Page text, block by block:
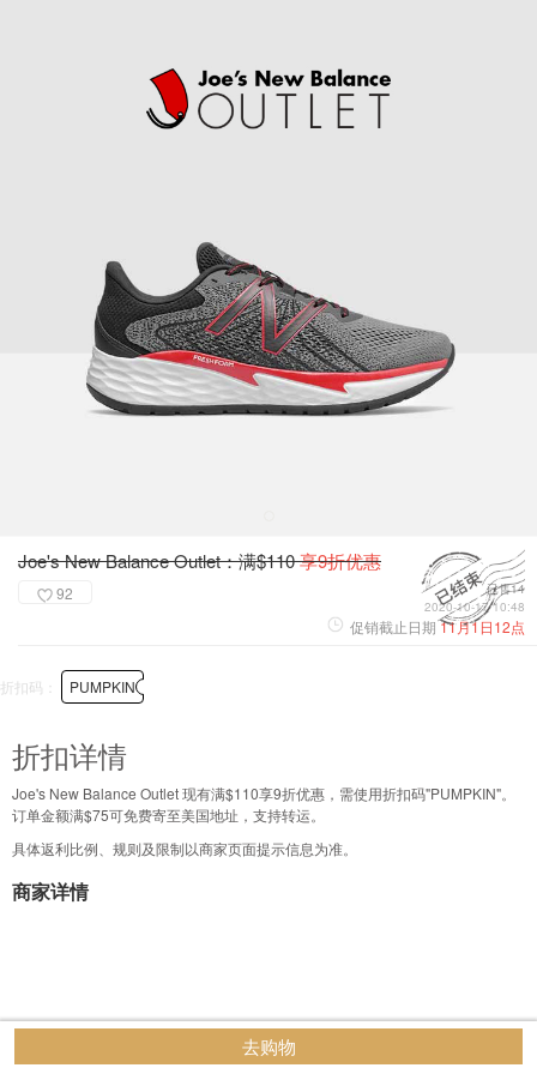
Joe's New Balance Outlet：满$110享9折优惠
92
已售14
2020-10-17 10:48
促销截止日期11月1日12点
折扣码： PUMPKIN
折扣详情
Joe's New Balance Outlet 现有满$110享9折优惠，需使用折扣码"PUMPKIN"。
订单金额满$75可免费寄至美国地址，支持转运。
具体返利比例、规则及限制以商家页面提示信息为准。
商家详情
去购物